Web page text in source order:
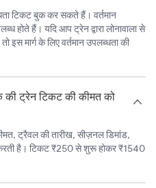
टिकट बुक कर सकते हैं। वर्तमान
होते हैं। यदि आप ट्रेन द्वारा लोनावाला से
इस मार्ग के लिए वर्तमान उपलब्धता की
ट्रेन टिकट की कीमत को
ट्रैवल की तारीख, सीज़नल डिमांड,
करती है। टिकट ₹250 से शुरू होकर ₹1540